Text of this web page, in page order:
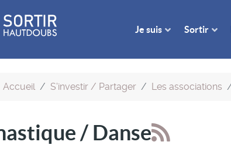
Je suis Sortir
Accueil S'investir / Partager Les associations
/ Danse